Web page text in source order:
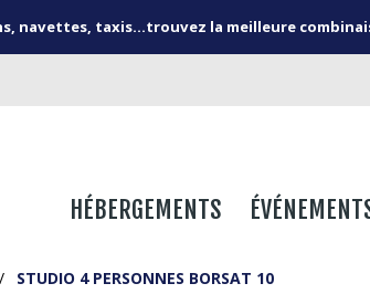
navettes, taxis...trouvez la meilleure
HÉBERGEMENTS
/ STUDIO 4 PERSONNES BORSAT 10